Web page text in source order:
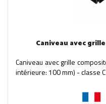
Caniveau avec
Caniveau avec grille
intérieure: 100 mm) - classe